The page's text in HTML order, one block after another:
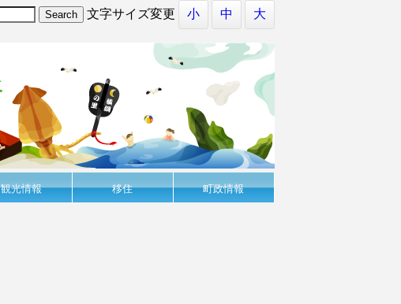
文字サイズ変更 小 中 大
観光情報 移住 町政情報